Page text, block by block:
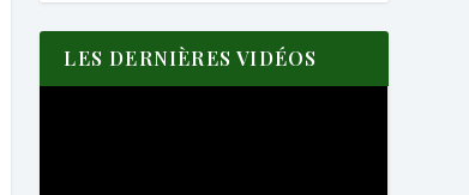
LES DERNIÈRES VIDÉOS